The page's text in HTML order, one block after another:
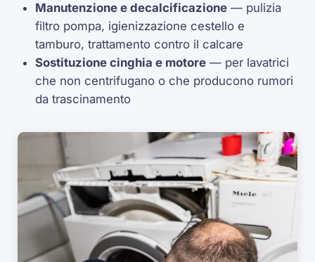
Manutenzione e decalcificazione — pulizia
filtro pompa, igienizzazione cestello e
tamburo, trattamento contro il calcare
Sostituzione cinghia e motore — per lavatrici
che non centrifugano o che producono rumori
da trascinamento